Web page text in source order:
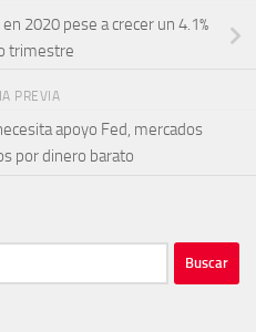
en 2020 pese a crecer un 4.1%
trimestre
PREVIA
apoyo Fed, mercados
por dinero barato